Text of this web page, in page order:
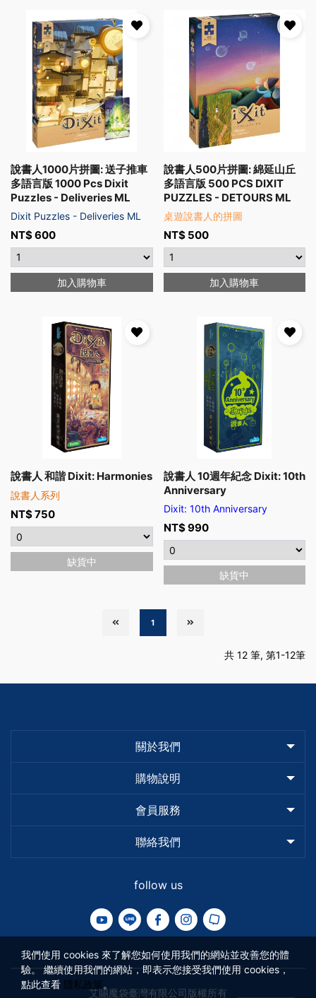
說書人1000片拼圖: 送子推車
多語言版 1000 Pcs Dixit
Puzzles - Deliveries ML
Dixit Puzzles - Deliveries ML
NT$600
加入購物車
說書人500片拼圖: 綿延山丘
多語言版 500 PCS DIXIT
PUZZLES - DETOURS ML
桌遊說書人的拼圖
NT$500
加入購物車
說書人 和諧 Dixit: Harmonies
說書人系列
NT$750
缺貨中
說書人 10週年紀念 Dixit: 10th
Anniversary
Dixit: 10th Anniversary
NT$990
缺貨中
1
共 12 筆, 第1-12筆
關於我們
購物說明
會員服務
聯絡我們
follow us
艾賜魔袋臺灣有限公司版權所有
我們使用 cookies 來了解您如何使用我們的網站並改善您的體
驗。 繼續使用我們的網站，即表示您接受我們使用 cookies，
點此查看 隱私政策。